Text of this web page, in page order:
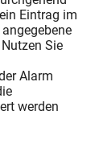
Eintrag im
Sie
Alarm
werden